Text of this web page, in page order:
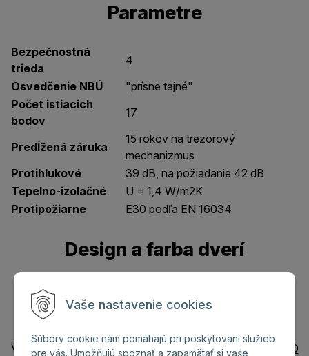
Vaše nastavenie cookies
Súbory cookie nám pomáhajú pri poskytovaní služieb
pre vás. Umožňujú spoznať a zapamätať si vaše
Parametre
Bezpečnostná
trieda
4
Osvedčenie NBÚ
"prísne tajné"
Počet istiacich
bodov
17
Predĺžená záruka
15 rokov na trezorový
mechanizmus
Protihlukové
39 dB, na požiadanie 42 dB
Tepelno-izolačné
U = 1,4 W/m2K
Protipožiarne
E30 podľa EN 16034
Design a farba dverí
Každé dvere vyrobíme pre Vás na mieru
podľa toho aký design a farbu dverí si
V uvedenej cene dverí je zahrnutýHladký design LAMINO